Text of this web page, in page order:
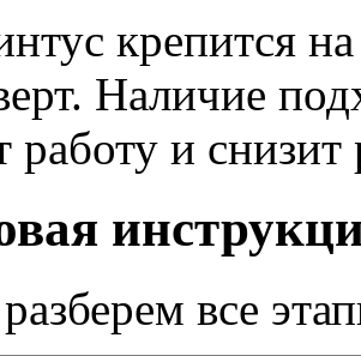
крепится
Наличие
работу и
все